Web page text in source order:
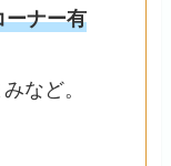
ーナー有
など。